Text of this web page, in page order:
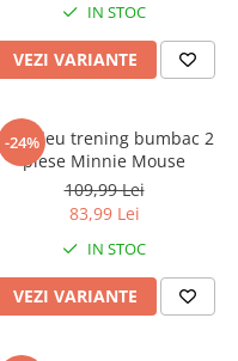
IN STOC
VEZI VARIANTE
-24%
trening bumbac 2
piese Minnie Mouse
109,99 Lei
83,99 Lei
IN STOC
VEZI VARIANTE